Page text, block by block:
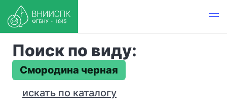
Поиск по виду:
Смородина черная
искать по каталогу